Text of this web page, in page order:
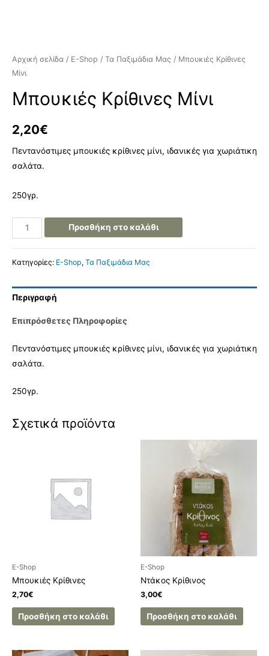
Αρχική σελίδα / E-Shop / Τα Παξιμάδια Μας / Μπουκιές Κρίθινες
Μίνι
Μπουκιές Κρίθινες Μίνι
2,20€
Πεντανόστιμες μπουκιές κρίθινες μίνι, ιδανικές για χωριάτικη
σαλάτα.
250γρ.
Προσθήκη στο καλάθι
Κατηγορίες: E-Shop, Τα Παξιμάδια Μας
Περιγραφή
Επιπρόσθετες Πληροφορίες
Πεντανόστιμες μπουκιές κρίθινες μίνι, ιδανικές για χωριάτικη
σαλάτα.
250γρ.
Σχετικά προϊόντα
E-Shop
Μπουκιές Κρίθινες
2,70€
Προσθήκη στο καλάθι
E-Shop
Ντάκος Κρίθινος
3,00€
Προσθήκη στο καλάθι